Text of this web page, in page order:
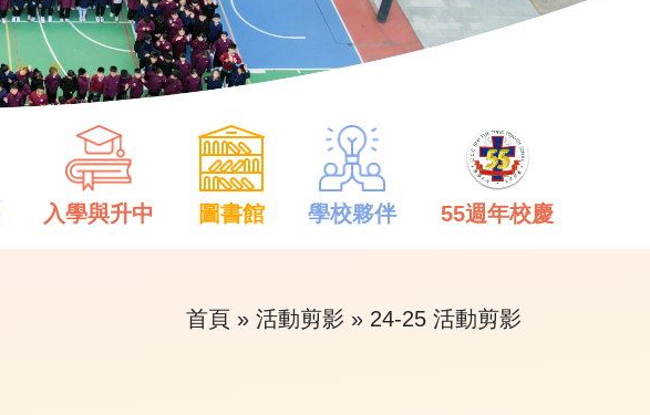
入學與升中 圖書館 學校夥伴 55週年校慶
首頁 »活動剪影 » 24-25 活動剪影